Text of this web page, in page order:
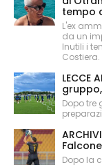
tempo
L'ex
da un
Inutili i
Costiera.
LECCE
Dopo tre
Dopo la